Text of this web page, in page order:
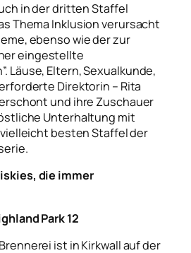
in der dritten Staffel
Thema Inklusion verursacht
ebenso wie der zur
eingestellte
Läuse, Eltern, Sexualkunde,
Direktorin – Rita
und ihre Zuschauer
Unterhaltung mit
besten Staffel der
die immer
Park 12
ist in Kirkwall auf der